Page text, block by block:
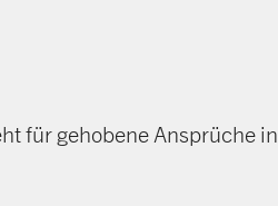
für gehobene Ansprüche in